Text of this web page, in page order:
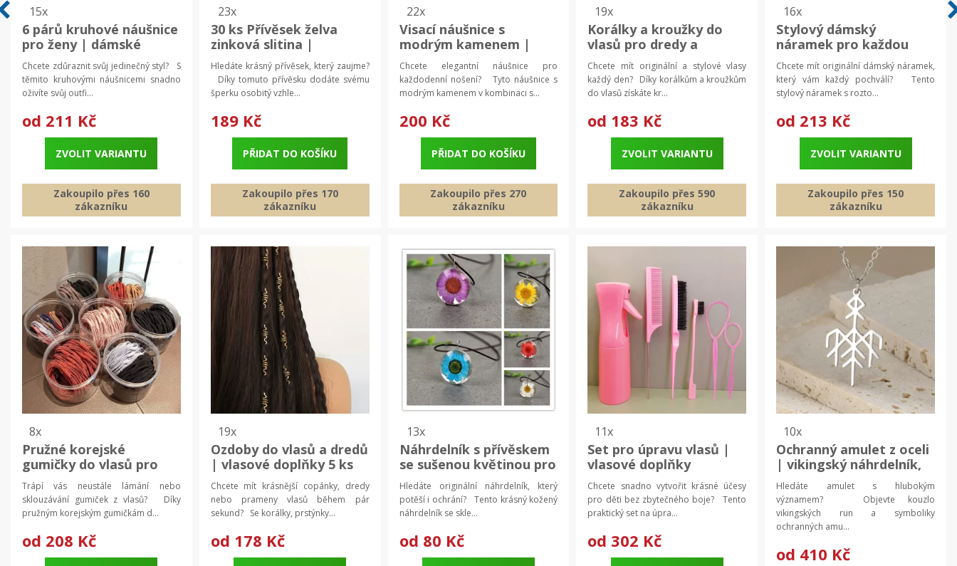
15x
6 párů kruhové náušnice
pro ženy | dámské
náušnice | trendy
šperky
Chcete zdůraznit svůj jedinečný styl? S
těmito kruhovými náušnicemi snadno
oživíte svůj outfi...
od 211 Kč
ZVOLIT VARIANTU
Zakoupilo přes 160
zákazníku
23x
30 ks Přívěsek želva
zinková slitina |
přívěsek náhrdelník,
přívěsek šperk |
komponenty na výrobu
šperků
Hledáte krásný přívěsek, který zaujme?
Díky tomuto přívěsku dodáte svému
šperku osobitý vzhle...
189 Kč
PŘIDAT DO KOŠÍKU
Zakoupilo přes 170
zákazníku
22x
Visací náušnice s
modrým kamenem |
náušnice elegantní
Chcete elegantní náušnice pro
každodenní nošení? Tyto náušnice s
modrým kamenem v kombinaci s...
200 Kč
PŘIDAT DO KOŠÍKU
Zakoupilo přes 270
zákazníku
19x
Korálky a kroužky do
vlasů pro dredy a
copánky | ozdoby,
doplňky do vlasů 40 ks
Chcete mít originální a stylové vlasy
každý den? Díky korálkům a kroužkům
do vlasů získáte kr...
od 183 Kč
ZVOLIT VARIANTU
Zakoupilo přes 590
zákazníku
16x
Stylový dámský
náramek pro každou
párty | šperky
Chcete mít originální dámský náramek,
který vám každý pochválí? Tento
stylový náramek s rozto...
od 213 Kč
ZVOLIT VARIANTU
Zakoupilo přes 150
zákazníku
8x
Pružné korejské
gumičky do vlasů pro
ženy | vlasové doplňky
20 ks
Trápí vás neustále lámání nebo
sklouzávání gumiček z vlasů? Díky
pružným korejským gumičkám d...
od 208 Kč
19x
Ozdoby do vlasů a dredů
| vlasové doplňky 5 ks
Chcete mít krásnější copánky, dredy
nebo prameny vlasů během pár
sekund? Se korálky, prstýnky...
od 178 Kč
13x
Náhrdelník s přívěskem
se sušenou květinou pro
štěstí | dámský šperk,
dětský náhrdelník
Hledáte originální náhrdelník, který
potěší i ochrání? Tento krásný kožený
náhrdelník se skle...
od 80 Kč
11x
Set pro úpravu vlasů |
vlasové doplňky
Chcete snadno vytvořit krásné účesy
pro děti bez zbytečného boje? Tento
praktický set na úpra...
od 302 Kč
10x
Ochranný amulet z oceli
| vikingský náhrdelník,
runový přívěsek
Hledáte amulet s hlubokým
významem? Objevte kouzlo
vikingských run a symboliky
ochranných amu...
od 410 Kč